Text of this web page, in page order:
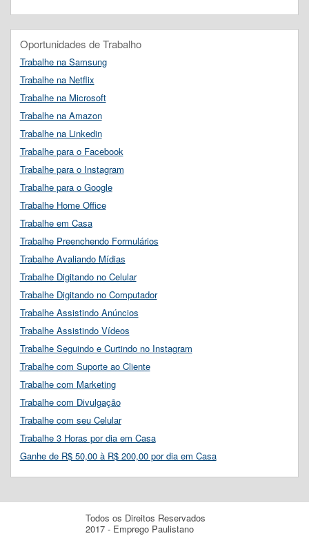
Oportunidades de Trabalho
Trabalhe na Samsung
Trabalhe na Netflix
Trabalhe na Microsoft
Trabalhe na Amazon
Trabalhe na Linkedin
Trabalhe para o Facebook
Trabalhe para o Instagram
Trabalhe para o Google
Trabalhe Home Office
Trabalhe em Casa
Trabalhe Preenchendo Formulários
Trabalhe Avaliando Mídias
Trabalhe Digitando no Celular
Trabalhe Digitando no Computador
Trabalhe Assistindo Anúncios
Trabalhe Assistindo Vídeos
Trabalhe Seguindo e Curtindo no Instagram
Trabalhe com Suporte ao Cliente
Trabalhe com Marketing
Trabalhe com Divulgação
Trabalhe com seu Celular
Trabalhe 3 Horas por dia em Casa
Ganhe de R$ 50,00 à R$ 200,00 por dia em Casa
Todos os Direitos Reservados
2017 - Emprego Paulistano